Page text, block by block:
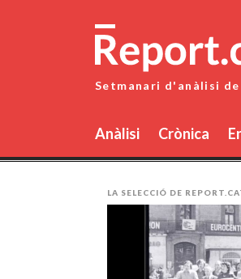
Setmanari d'anàlisi
Anàlisi Crònica
LA SELECCIÓ DE